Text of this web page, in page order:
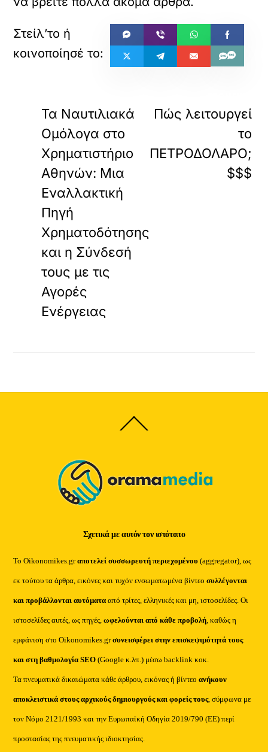
Τα Ναυτιλιακά
Ομόλογα στο
Χρηματιστήριο
Αθηνών: Μια
Εναλλακτική
Πηγή
Χρηματοδότησης
και η Σύνδεσή
τους με τις
Αγορές
Ενέργειας
Πώς λειτουργεί
το
ΠΕΤΡΟΔΟΛΑΡΟ;
$$$
Back
To
Σχετικά με αυτόν τον ιστότοπο
Το Oikonomikes.grαποτελεί συσσωρευτή περιεχομένου (aggregator), ως
εκ τούτου τα άρθρα, εικόνες και τυχόν ενσωματωμένα βίντεοσυλλέγονται
και προβάλλονται αυτόματααπό τρίτες, ελληνικές και μη, ιστοσελίδες. Οι
ιστοσελίδες αυτές, ως πηγές,ωφελούνται από κάθε προβολή, καθώς η
εμφάνιση στο Oikonomikes.grσυνεισφέρει στην επισκεψιμότητά τους
και στη βαθμολογία SEO (Google κ.λπ.) μέσω backlink κοκ.
Τα πνευματικά δικαιώματα κάθε άρθρου, εικόνας ή βίντεοανήκουν
αποκλειστικά στους αρχικούς δημιουργούς και φορείς τους, σύμφωνα με
τον Νόμο 2121/1993 και την Ευρωπαϊκή Οδηγία 2019/790 (ΕΕ) περί
προστασίας της πνευματικής ιδιοκτησίας.